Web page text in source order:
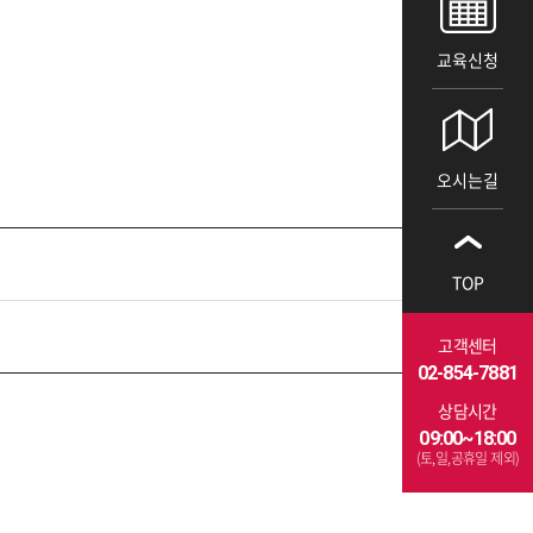
교육신청
오시는길
TOP
고객센터
02-854-7881
상담시간
09:00~18:00
(토,일,공휴일 제외)